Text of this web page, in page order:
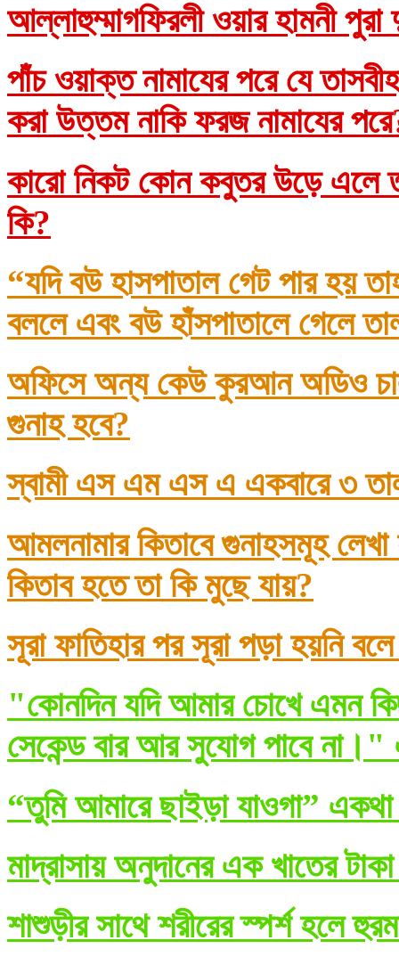
আল্লাহুম্মাগফিরলী ওয়ার হামনী
পাঁচ ওয়াক্ত নামাযের পরে যে
করা উত্তম নাকি ফরজ নামাযের
কারো নিকট কোন কবুতর উড়ে এলে
কি?
“যদি বউ হাসপাতাল গেট পার হয়
বললে এবং বউ হাঁসপাতালে গেলে
অফিসে অন্য কেউ কুরআন অডিও
গুনাহ হবে?
স্বামী এস এম এস এ একবারে ৩
আমলনামার কিতাবে গুনাহসমূহ
কিতাব হতে তা কি মুছে যায়?
সূরা ফাতিহার পর সূরা পড়া হয়নি
"কোনদিন যদি আমার চোখে এমন
সেকেন্ড বার আর সুযোগ পাবে না।"
“তুমি আমারে ছাইড়া যাওগা” একথা
মাদ্রাসায় অনুদানের এক খাতের
শাশুড়ীর সাথে শরীরের স্পর্শ হলে